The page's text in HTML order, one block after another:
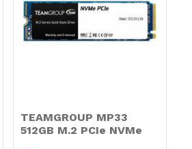
TEAMGROUP MP33
512GB M.2 PCIe NVMe